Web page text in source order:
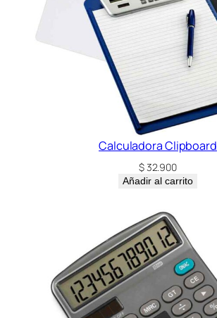
Calculadora Clipboard
$32.900
Añadir al carrito